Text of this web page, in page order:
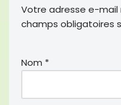
o
r
Votre adresse e-mail
champs obligatoires
Nom *